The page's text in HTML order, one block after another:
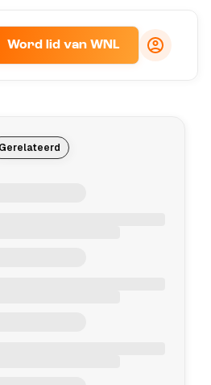
Word lid van WNL
Gerelateerd